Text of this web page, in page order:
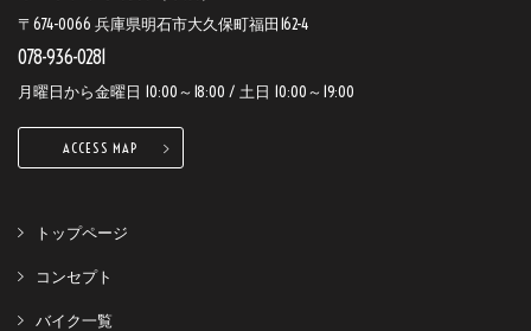
〒674-0066 兵庫県明石市大久保町福田162-4
078-936-0281
月曜日から金曜日 10:00～18:00 / 土日 10:00～19:00
ACCESS MAP
トップページ
コンセプト
バイク一覧